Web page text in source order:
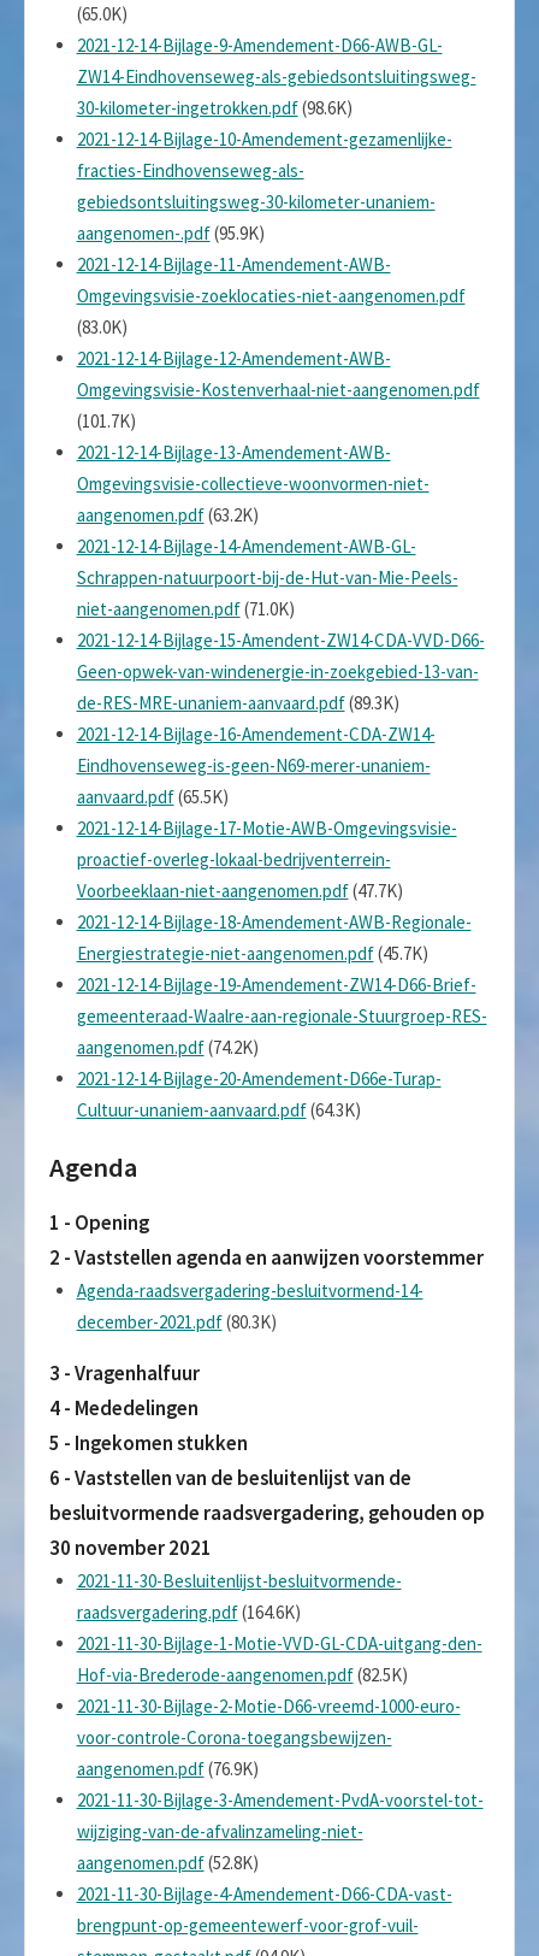
(65.0K)
2021-12-14-Bijlage-9-Amendement-D66-AWB-GL-
ZW14-Eindhovenseweg-als-gebiedsontsluitingsweg-
30-kilometer-ingetrokken.pdf(98.6K)
2021-12-14-Bijlage-10-Amendement-gezamenlijke-
fracties-Eindhovenseweg-als-
gebiedsontsluitingsweg-30-kilometer-unaniem-
aangenomen-.pdf(95.9K)
2021-12-14-Bijlage-11-Amendement-AWB-
Omgevingsvisie-zoeklocaties-niet-aangenomen.pdf
(83.0K)
2021-12-14-Bijlage-12-Amendement-AWB-
Omgevingsvisie-Kostenverhaal-niet-aangenomen.pdf
(101.7K)
2021-12-14-Bijlage-13-Amendement-AWB-
Omgevingsvisie-collectieve-woonvormen-niet-
aangenomen.pdf(63.2K)
2021-12-14-Bijlage-14-Amendement-AWB-GL-
Schrappen-natuurpoort-bij-de-Hut-van-Mie-Peels-
niet-aangenomen.pdf(71.0K)
2021-12-14-Bijlage-15-Amendent-ZW14-CDA-VVD-D66-
Geen-opwek-van-windenergie-in-zoekgebied-13-van-
de-RES-MRE-unaniem-aanvaard.pdf(89.3K)
2021-12-14-Bijlage-16-Amendement-CDA-ZW14-
Eindhovenseweg-is-geen-N69-merer-unaniem-
aanvaard.pdf(65.5K)
2021-12-14-Bijlage-17-Motie-AWB-Omgevingsvisie-
proactief-overleg-lokaal-bedrijventerrein-
Voorbeeklaan-niet-aangenomen.pdf(47.7K)
2021-12-14-Bijlage-18-Amendement-AWB-Regionale-
Energiestrategie-niet-aangenomen.pdf(45.7K)
2021-12-14-Bijlage-19-Amendement-ZW14-D66-Brief-
gemeenteraad-Waalre-aan-regionale-Stuurgroep-RES-
aangenomen.pdf(74.2K)
2021-12-14-Bijlage-20-Amendement-D66e-Turap-
Cultuur-unaniem-aanvaard.pdf(64.3K)
Agenda
1 - Opening
2 - Vaststellen agenda en aanwijzen voorstemmer
Agenda-raadsvergadering-besluitvormend-14-
december-2021.pdf(80.3K)
3 - Vragenhalfuur
4 - Mededelingen
5 - Ingekomen stukken
6 - Vaststellen van de besluitenlijst van de
besluitvormende raadsvergadering, gehouden op
30 november 2021
2021-11-30-Besluitenlijst-besluitvormende-
raadsvergadering.pdf(164.6K)
2021-11-30-Bijlage-1-Motie-VVD-GL-CDA-uitgang-den-
Hof-via-Brederode-aangenomen.pdf(82.5K)
2021-11-30-Bijlage-2-Motie-D66-vreemd-1000-euro-
voor-controle-Corona-toegangsbewijzen-
aangenomen.pdf(76.9K)
2021-11-30-Bijlage-3-Amendement-PvdA-voorstel-tot-
wijziging-van-de-afvalinzameling-niet-
aangenomen.pdf(52.8K)
2021-11-30-Bijlage-4-Amendement-D66-CDA-vast-
brengpunt-op-gemeentewerf-voor-grof-vuil-